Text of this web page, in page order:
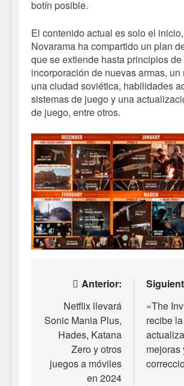
botín posible.
El contenido actual es solo el
Novarama ha compartido un plan
que se extiende hasta principios
incorporación de nuevas armas, un
una ciudad soviética, habilidades
sistemas de juego y una
de juego, entre otros.
Navegación
entradas
Anterior:
Netflix llevará
Sonic Mania Plus,
Hades, Katana
Zero y otros
juegos a móviles
en 2024
«The
recibe
mejoras